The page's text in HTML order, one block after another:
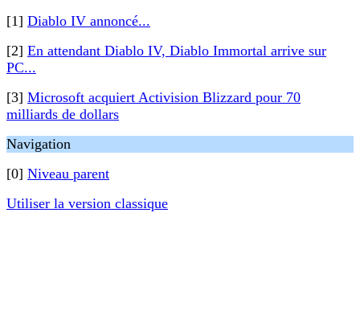
[1] Diablo IV annoncé...
[2] En attendant Diablo IV, Diablo Immortal arrive sur
PC...
[3] Microsoft acquiert Activision Blizzard pour 70
milliards de dollars
Navigation
[0] Niveau parent
Utiliser la version classique